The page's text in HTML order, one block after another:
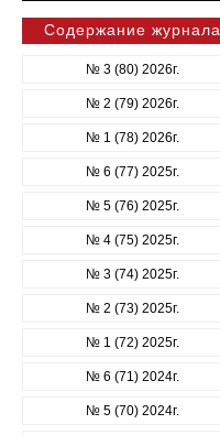
Содержание журнала
№ 3 (80) 2026г.
№ 2 (79) 2026г.
№ 1 (78) 2026г.
№ 6 (77) 2025г.
№ 5 (76) 2025г.
№ 4 (75) 2025г.
№ 3 (74) 2025г.
№ 2 (73) 2025г.
№ 1 (72) 2025г.
№ 6 (71) 2024г.
№ 5 (70) 2024г.